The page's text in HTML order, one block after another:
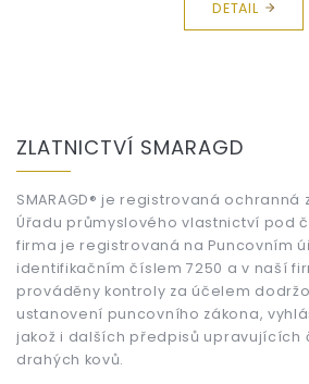
DETAIL
ZLATNICTVÍ SMARAGD
SMARAGD® je registrovaná
Úřadu průmyslového vlastnictví pod
firma je registrovaná na Puncovním
identifikačním číslem 7250 a v naší
prováděny kontroly za účelem
ustanovení puncovního zákona,
jakož i dalších předpisů upravujících
drahých kovů.